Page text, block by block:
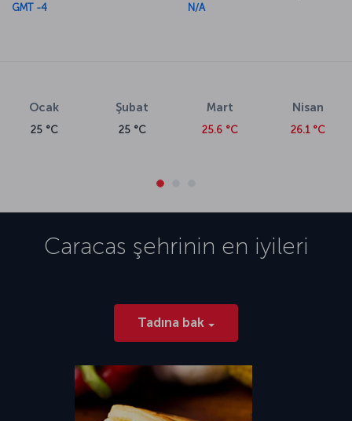
GMT -4
N/A
Ocak
25 °C
Şubat
25 °C
Mart
25.6 °C
Nisan
26.1 °C
Caracas şehrinin en iyileri
Tadına bak